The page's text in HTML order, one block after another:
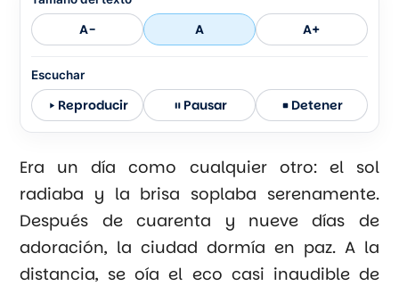
A- A A+
Escuchar
Reproducir Pausar Detener
Era un día como cualquier otro: el sol
radiaba y la brisa soplaba serenamente.
Después de cuarenta y nueve días de
adoración, la ciudad dormía en paz. A la
distancia, se oía el eco casi inaudible de